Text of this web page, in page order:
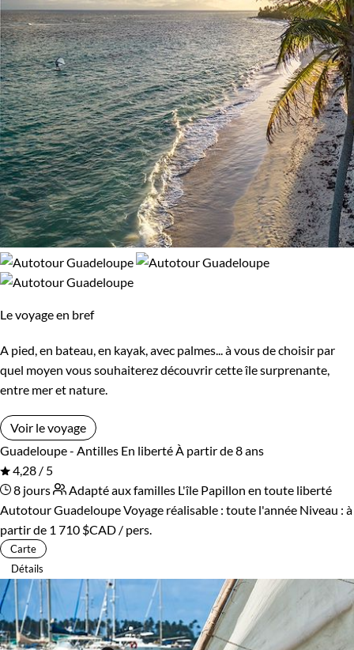
Le voyage en bref
A pied, en bateau, en kayak, avec palmes... à vous de choisir par
quel moyen vous souhaiterez découvrir cette île surprenante,
entre mer et nature.
Voir le voyage
Guadeloupe - Antilles En liberté À partir de 8 ans
4,28 / 5
8 jours
Adapté aux familles L'île Papillon en toute liberté
Autotour GuadeloupeVoyage réalisable : toute l'année Niveau : à
partir de 1 710 $CAD / pers.
Carte
Détails